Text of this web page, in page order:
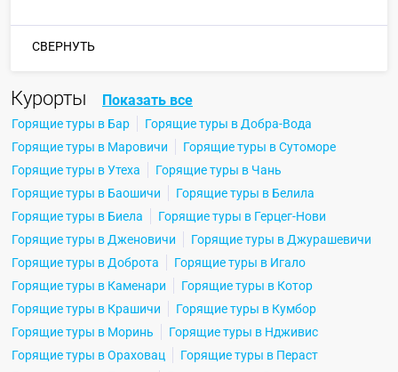
СВЕРНУТЬ
Курорты Показать все
Горящие туры в Бар
Горящие туры в Добра-Вода
Горящие туры в Маровичи
Горящие туры в Сутоморе
Горящие туры в Утеха
Горящие туры в Чань
Горящие туры в Баошичи
Горящие туры в Белила
Горящие туры в Биела
Горящие туры в Герцег-Нови
Горящие туры в Дженовичи
Горящие туры в Джурашевичи
Горящие туры в Доброта
Горящие туры в Игало
Горящие туры в Каменари
Горящие туры в Котор
Горящие туры в Крашичи
Горящие туры в Кумбор
Горящие туры в Моринь
Горящие туры в Ндживис
Горящие туры в Ораховац
Горящие туры в Пераст